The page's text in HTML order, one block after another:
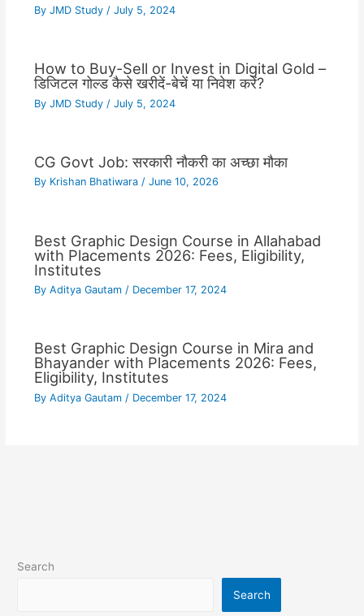
By JMD Study / July 5, 2024
How to Buy-Sell or Invest in Digital Gold –
डिजिटल गोल्ड कैसे खरीदें-बेचें या निवेश करें?
By JMD Study / July 5, 2024
CG Govt Job: सरकारी नौकरी का अच्छा मौका
By Krishan Bhatiwara / June 10, 2026
Best Graphic Design Course in Allahabad
with Placements 2026: Fees, Eligibility,
Institutes
By Aditya Gautam / December 17, 2024
Best Graphic Design Course in Mira and
Bhayander with Placements 2026: Fees,
Eligibility, Institutes
By Aditya Gautam / December 17, 2024
Search
Search